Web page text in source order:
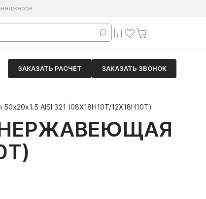
ЗАКАЗАТЬ РАСЧЕТ ЗАКАЗАТЬ ЗВОНОК
AISI 321 (08Х18Н10Т/12Х18Н10Т)
НЕРЖАВЕЮЩАЯ